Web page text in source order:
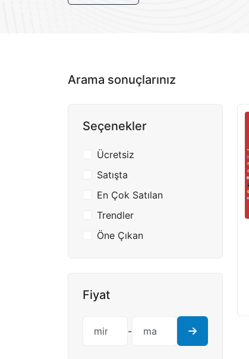
Arama sonuçlarınız
Seçenekler
Ücretsiz
Satışta
En Çok Satılan
Trendler
Öne Çıkan
Fiyat
-